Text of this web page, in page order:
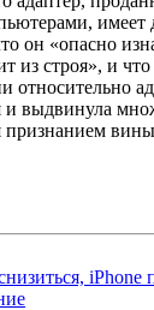
имеет
он «опасно
из строя», и
и выдвинула
признанием
iPhone